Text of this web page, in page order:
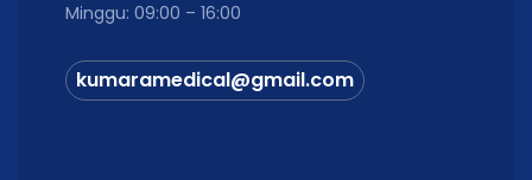
Minggu: 09:00 – 16:00
kumaramedical@gmail.com